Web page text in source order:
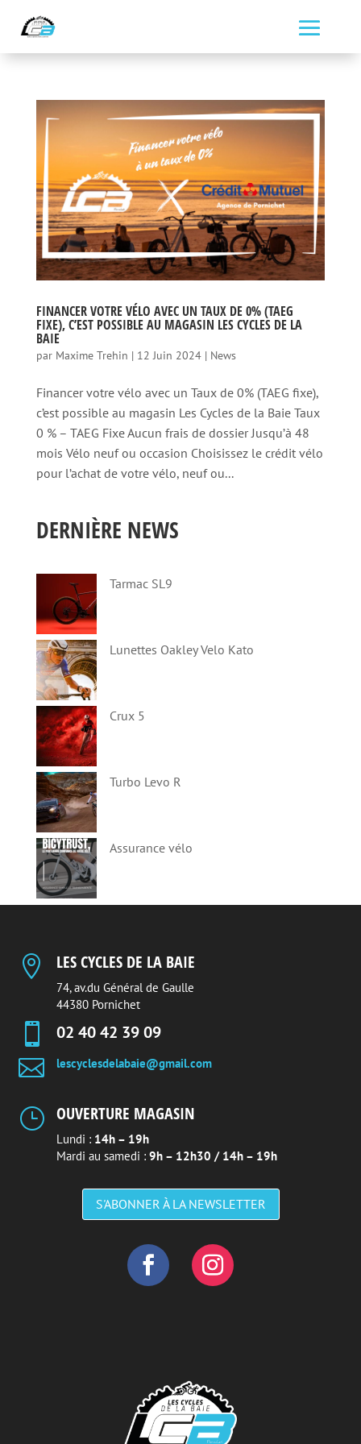
FINANCER VOTRE VÉLO AVEC UN TAUX DE 0% (TAEG
FIXE), C’EST POSSIBLE AU MAGASIN LES CYCLES DE LA
BAIE
par Maxime Trehin | 12 Juin 2024| News
Financer votre vélo avec un Taux de 0% (TAEG fixe),
c’est possible au magasin Les Cycles de la Baie Taux
0 % – TAEG Fixe Aucun frais de dossier Jusqu’à 48
mois Vélo neuf ou occasion Choisissez le crédit vélo
pour l’achat de votre vélo, neuf ou...
DERNIÈRE NEWS
Tarmac SL9
Lunettes Oakley Velo Kato
Crux 5
Turbo Levo R
Assurance vélo
 LES CYCLES DE LA BAIE
74, av.du Général de Gaulle
44380 Pornichet
 02 40 42 39 09
 lescyclesdelabaie@gmail.com
} OUVERTURE MAGASIN
Lundi : 14h – 19h
Mardi au samedi : 9h – 12h30 / 14h – 19h
S'ABONNER À LA NEWSLETTER